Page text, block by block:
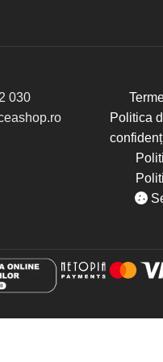
030
Politica